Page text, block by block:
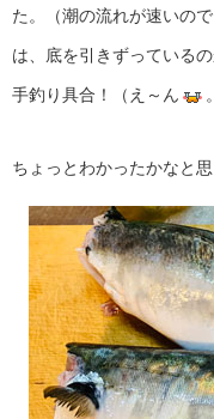
た。（潮の流れが速いの
は、底を引きずっている
手釣り具合！（え～ん
ちょっとわかったかなと